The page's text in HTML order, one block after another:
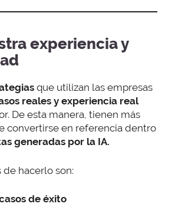
experiencia y
que utilizan las empresas
reales y experiencia real
De esta manera, tienen más
convertirse en referencia dentro
generadas por la IA.
hacerlo son:
de éxito